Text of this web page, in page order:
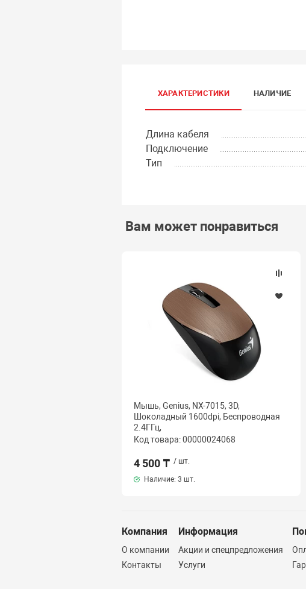
ХАРАКТЕРИСТИКИ НАЛИЧИЕ
Длина кабеля
Подключение
Тип
Вам может понравиться
Мышь, Genius, NX-7015, 3D,
Шоколадный 1600dpi, Беcпроводная
2.4ГГц,
Код товара: 00000024068
4 500 ₸ / шт.
Наличие: 3 шт.
Компания
О компании
Контакты
Информация
Акции и спецпредложения
Услуги